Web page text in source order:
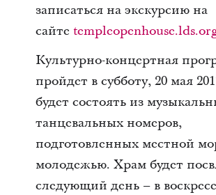
записаться на экскурсию на
сайте
Культурно-концертная
пройдет в субботу, 20 мая
будет состоять из
танцевальных номеров,
подготовленных местной
молодежью. Храм будет
следующий день ‒ в